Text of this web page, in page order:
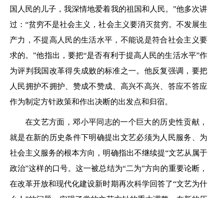
国人民的儿子，我深情地爱着我的祖国和人民。”他多次讲
过：“贫穷不是社会主义，社会主义要消灭贫穷。不发展生
产力，不提高人民的生活水平，不能说是符合社会主义要
求的。”他指出，要把“是否有利于提高人民的生活水平”作
为评判我国改革得失成败的标准之一。他反复强调，要把
人民拥护不拥护、赞成不赞成、高兴不高兴、答应不答应
作为制定方针政策和作出决断的出发点和归宿。
在文艺方面，邓小平同志的一个巨大的历史性贡献，
就是在新的历史条件下明确提出文艺必须为人民服务、为
社会主义服务的根本方向，明确指出不继续提“文艺从属于
政治”这样的口号。这一被总结为“二为”方向的重要论断，
在改革开放和现代化建设新时期再次科学回答了“文艺为什